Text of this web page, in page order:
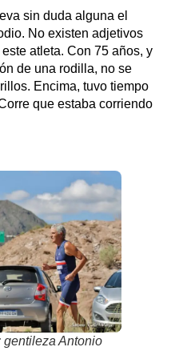
sin duda alguna el
No existen adjetivos
atleta. Con 75 años, y
de una rodilla, no se
Encima, tuvo tiempo
que estaba corriendo
Antonio